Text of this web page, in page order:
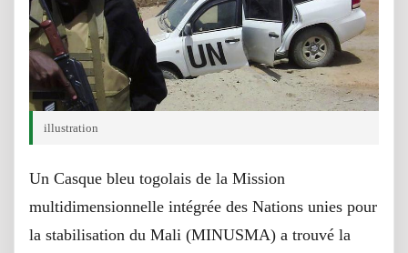
illustration
Un Casque bleu togolais de la Mission
multidimensionnelle intégrée des Nations unies pour
la stabilisation du Mali (MINUSMA) a trouvé la